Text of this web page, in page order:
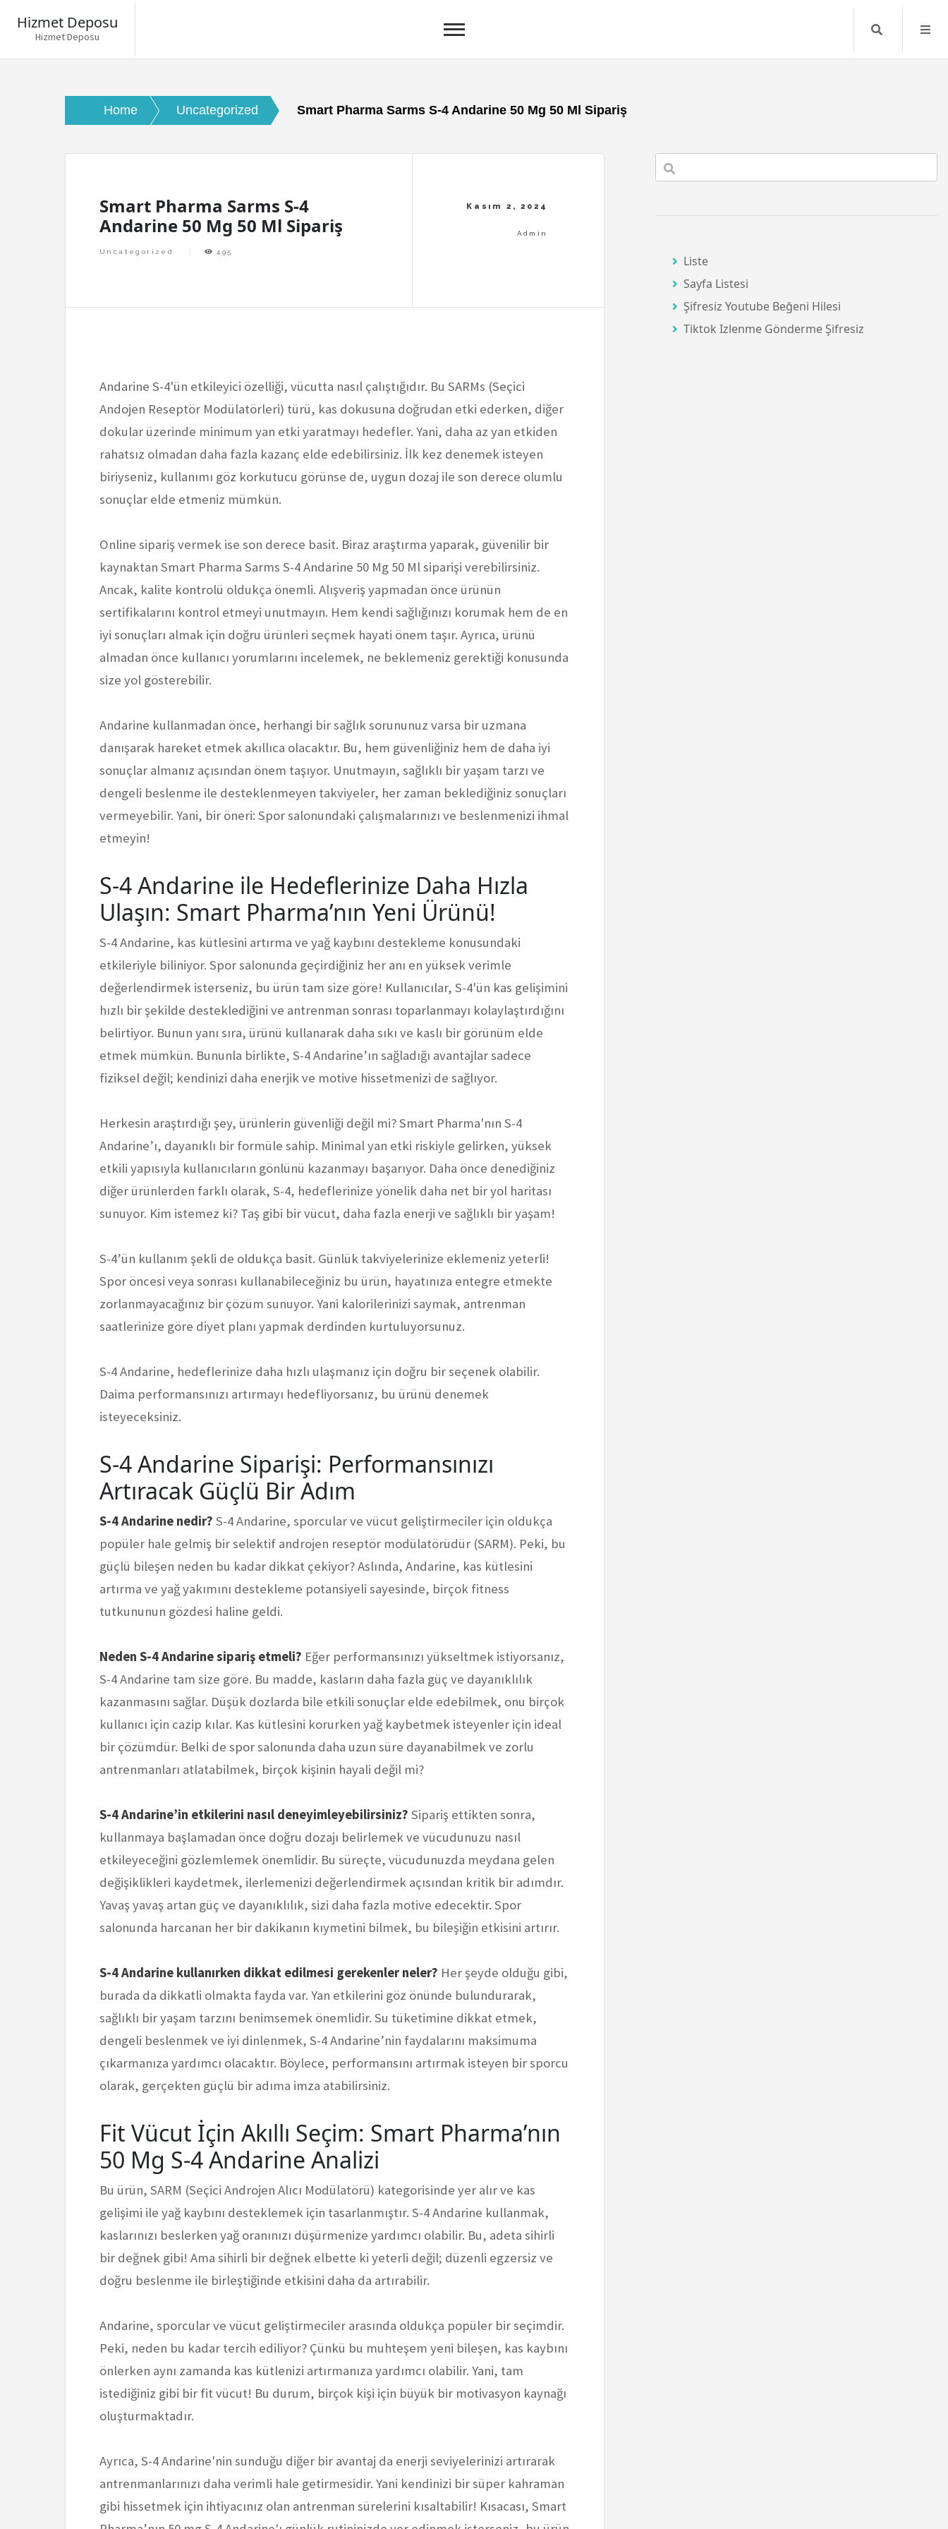
Hizmet Deposu
Hizmet Deposu Search
Home Uncategorized Smart Pharma Sarms S-4 Andarine 50 Mg 50 Ml Sipariş
Smart Pharma Sarms S-4
Andarine 50 Mg 50 Ml Sipariş
Uncategorized 495
Andarine S-4'ün etkileyici özelliği, vücutta nasıl çalıştığıdır. Bu SARMs (Seçici
Andojen Reseptör Modülatörleri) türü, kas dokusuna doğrudan etki ederken, diğer
dokular üzerinde minimum yan etki yaratmayı hedefler. Yani, daha az yan etkiden
rahatsız olmadan daha fazla kazanç elde edebilirsiniz. İlk kez denemek isteyen
biriyseniz, kullanımı göz korkutucu görünse de, uygun dozaj ile son derece olumlu
sonuçlar elde etmeniz mümkün.
Online sipariş vermek ise son derece basit. Biraz araştırma yaparak, güvenilir bir
kaynaktan Smart Pharma Sarms S-4 Andarine 50 Mg 50 Ml siparişi verebilirsiniz.
Ancak, kalite kontrolü oldukça önemli. Alışveriş yapmadan önce ürünün
sertifikalarını kontrol etmeyi unutmayın. Hem kendi sağlığınızı korumak hem de en
iyi sonuçları almak için doğru ürünleri seçmek hayati önem taşır. Ayrıca, ürünü
almadan önce kullanıcı yorumlarını incelemek, ne beklemeniz gerektiği konusunda
size yol gösterebilir.
Andarine kullanmadan önce, herhangi bir sağlık sorununuz varsa bir uzmana
danışarak hareket etmek akıllıca olacaktır. Bu, hem güvenliğiniz hem de daha iyi
sonuçlar almanız açısından önem taşıyor. Unutmayın, sağlıklı bir yaşam tarzı ve
dengeli beslenme ile desteklenmeyen takviyeler, her zaman beklediğiniz sonuçları
vermeyebilir. Yani, bir öneri: Spor salonundaki çalışmalarınızı ve beslenmenizi ihmal
etmeyin!
S-4 Andarine ile Hedeflerinize Daha Hızla
Ulaşın: Smart Pharma’nın Yeni Ürünü!
S-4 Andarine, kas kütlesini artırma ve yağ kaybını destekleme konusundaki
etkileriyle biliniyor. Spor salonunda geçirdiğiniz her anı en yüksek verimle
değerlendirmek isterseniz, bu ürün tam size göre! Kullanıcılar, S-4'ün kas gelişimini
hızlı bir şekilde desteklediğini ve antrenman sonrası toparlanmayı kolaylaştırdığını
belirtiyor. Bunun yanı sıra, ürünü kullanarak daha sıkı ve kaslı bir görünüm elde
etmek mümkün. Bununla birlikte, S-4 Andarine’ın sağladığı avantajlar sadece
fiziksel değil; kendinizi daha enerjik ve motive hissetmenizi de sağlıyor.
Herkesin araştırdığı şey, ürünlerin güvenliği değil mi? Smart Pharma'nın S-4
Andarine’ı, dayanıklı bir formüle sahip. Minimal yan etki riskiyle gelirken, yüksek
etkili yapısıyla kullanıcıların gönlünü kazanmayı başarıyor. Daha önce denediğiniz
diğer ürünlerden farklı olarak, S-4, hedeflerinize yönelik daha net bir yol haritası
sunuyor. Kim istemez ki? Taş gibi bir vücut, daha fazla enerji ve sağlıklı bir yaşam!
S-4’ün kullanım şekli de oldukça basit. Günlük takviyelerinize eklemeniz yeterli!
Spor öncesi veya sonrası kullanabileceğiniz bu ürün, hayatınıza entegre etmekte
zorlanmayacağınız bir çözüm sunuyor. Yani kalorilerinizi saymak, antrenman
saatlerinize göre diyet planı yapmak derdinden kurtuluyorsunuz.
S-4 Andarine, hedeflerinize daha hızlı ulaşmanız için doğru bir seçenek olabilir.
Daima performansınızı artırmayı hedefliyorsanız, bu ürünü denemek
isteyeceksiniz.
S-4 Andarine Siparişi: Performansınızı
Artıracak Güçlü Bir Adım
S-4 Andarine nedir? S-4 Andarine, sporcular ve vücut geliştirmeciler için oldukça
popüler hale gelmiş bir selektif androjen reseptör modülatörüdür (SARM). Peki, bu
güçlü bileşen neden bu kadar dikkat çekiyor? Aslında, Andarine, kas kütlesini
artırma ve yağ yakımını destekleme potansiyeli sayesinde, birçok fitness
tutkununun gözdesi haline geldi.
Neden S-4 Andarine sipariş etmeli? Eğer performansınızı yükseltmek istiyorsanız,
S-4 Andarine tam size göre. Bu madde, kasların daha fazla güç ve dayanıklılık
kazanmasını sağlar. Düşük dozlarda bile etkili sonuçlar elde edebilmek, onu birçok
kullanıcı için cazip kılar. Kas kütlesini korurken yağ kaybetmek isteyenler için ideal
bir çözümdür. Belki de spor salonunda daha uzun süre dayanabilmek ve zorlu
antrenmanları atlatabilmek, birçok kişinin hayali değil mi?
S-4 Andarine’in etkilerini nasıl deneyimleyebilirsiniz? Sipariş ettikten sonra,
kullanmaya başlamadan önce doğru dozajı belirlemek ve vücudunuzu nasıl
etkileyeceğini gözlemlemek önemlidir. Bu süreçte, vücudunuzda meydana gelen
değişiklikleri kaydetmek, ilerlemenizi değerlendirmek açısından kritik bir adımdır.
Yavaş yavaş artan güç ve dayanıklılık, sizi daha fazla motive edecektir. Spor
salonunda harcanan her bir dakikanın kıymetini bilmek, bu bileşiğin etkisini artırır.
S-4 Andarine kullanırken dikkat edilmesi gerekenler neler? Her şeyde olduğu gibi,
burada da dikkatli olmakta fayda var. Yan etkilerini göz önünde bulundurarak,
sağlıklı bir yaşam tarzını benimsemek önemlidir. Su tüketimine dikkat etmek,
dengeli beslenmek ve iyi dinlenmek, S-4 Andarine’nin faydalarını maksimuma
çıkarmanıza yardımcı olacaktır. Böylece, performansını artırmak isteyen bir sporcu
olarak, gerçekten güçlü bir adıma imza atabilirsiniz.
Fit Vücut İçin Akıllı Seçim: Smart Pharma’nın
50 Mg S-4 Andarine Analizi
Bu ürün, SARM (Seçici Androjen Alıcı Modülatörü) kategorisinde yer alır ve kas
gelişimi ile yağ kaybını desteklemek için tasarlanmıştır. S-4 Andarine kullanmak,
kaslarınızı beslerken yağ oranınızı düşürmenize yardımcı olabilir. Bu, adeta sihirli
bir değnek gibi! Ama sihirli bir değnek elbette ki yeterli değil; düzenli egzersiz ve
doğru beslenme ile birleştiğinde etkisini daha da artırabilir.
Andarine, sporcular ve vücut geliştirmeciler arasında oldukça popüler bir seçimdir.
Peki, neden bu kadar tercih ediliyor? Çünkü bu muhteşem yeni bileşen, kas kaybını
önlerken aynı zamanda kas kütlenizi artırmanıza yardımcı olabilir. Yani, tam
istediğiniz gibi bir fit vücut! Bu durum, birçok kişi için büyük bir motivasyon kaynağı
oluşturmaktadır.
Ayrıca, S-4 Andarine'nin sunduğu diğer bir avantaj da enerji seviyelerinizi artırarak
antrenmanlarınızı daha verimli hale getirmesidir. Yani kendinizi bir süper kahraman
gibi hissetmek için ihtiyacınız olan antrenman sürelerini kısaltabilir! Kısacası, Smart
Liste
Sayfa Listesi
Şifresiz Youtube Beğeni Hilesi
Tiktok Izlenme Gönderme Şifresiz